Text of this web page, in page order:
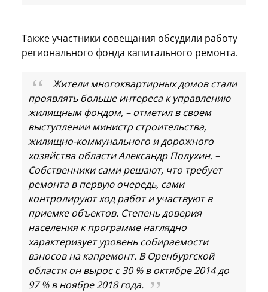
Также участники совещания обсудили работу
регионального фонда капитального ремонта.
Жители многоквартирных домов стали
проявлять больше интереса к управлению
жилищным фондом, – отметил в своем
выступлении министр строительства,
жилищно-коммунального и дорожного
хозяйства области Александр Полухин. –
Собственники сами решают, что требует
ремонта в первую очередь, сами
контролируют ход работ и участвуют в
приемке объектов. Степень доверия
населения к программе наглядно
характеризует уровень собираемости
взносов на капремонт. В Оренбургской
области он вырос с 30 % в октябре 2014 до
97 % в ноябре 2018 года.